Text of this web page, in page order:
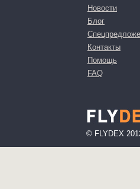
Новости
Блог
Контакты
Помощь
FAQ
© FLYDEX